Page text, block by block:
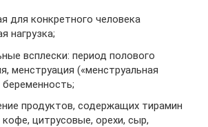
для конкретного человека
нагрузка;
всплески: период полового
менструация («менструальная
беременность;
продуктов, содержащих тирамин
цитрусовые, орехи, сыр,